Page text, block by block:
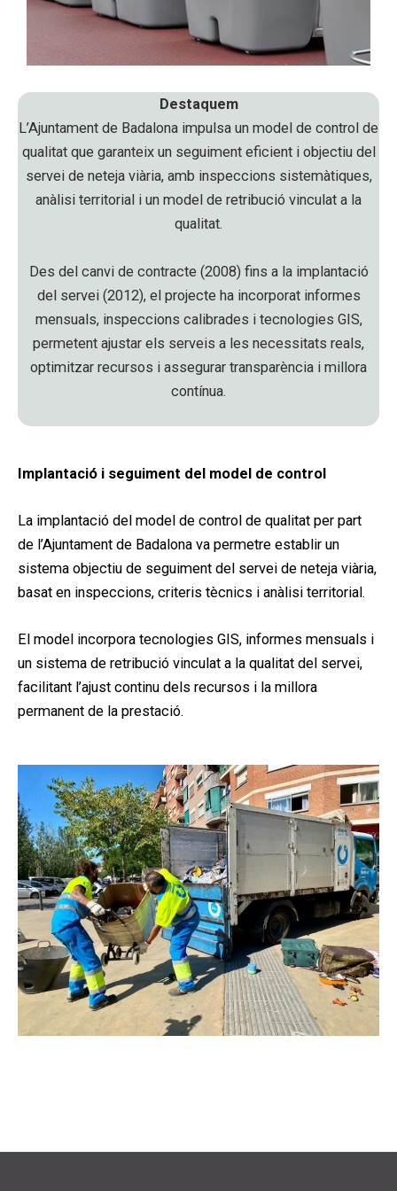
Destaquem
L’Ajuntament de Badalona impulsa un model de control de
qualitat que garanteix un seguiment eficient i objectiu del
servei de neteja viària, amb inspeccions sistemàtiques,
anàlisi territorial i un model de retribució vinculat a la
qualitat.
Des del canvi de contracte (2008) fins a la implantació
del servei (2012), el projecte ha incorporat informes
mensuals, inspeccions calibrades i tecnologies GIS,
permetent ajustar els serveis a les necessitats reals,
optimitzar recursos i assegurar transparència i millora
contínua.
Implantació i seguiment del model de control
La implantació del model de control de qualitat per part
de l’Ajuntament de Badalona va permetre establir un
sistema objectiu de seguiment del servei de neteja viària,
basat en inspeccions, criteris tècnics i anàlisi territorial.
El model incorpora tecnologies GIS, informes mensuals i
un sistema de retribució vinculat a la qualitat del servei,
facilitant l’ajust continu dels recursos i la millora
permanent de la prestació.